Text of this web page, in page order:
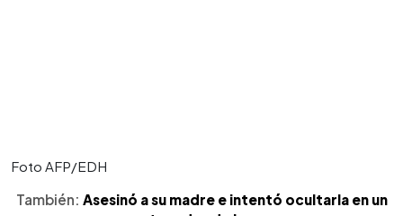
Foto AFP/EDH
También: Asesinó a su madre e intentó ocultarla en un